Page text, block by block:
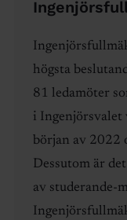
högsta
81 ledamöter
i Ingenjörsvalet
början av 2022
Dessutom är
av studerande-